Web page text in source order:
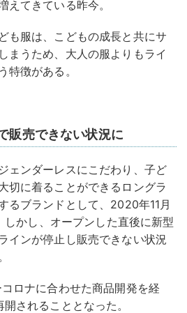
えてきている昨今。
も服は、こどもの成長と共にサ
まうため、大人の服よりもライ
特徴がある。
販売できない状況に
ェンダーレスにこだわり、子ど
切に着ることができるロングラ
るブランドとして、2020年11月
かし、オープンした直後に新型
インが停止し販売できない状況
ロナに合わせた商品開発を経
されることとなった。